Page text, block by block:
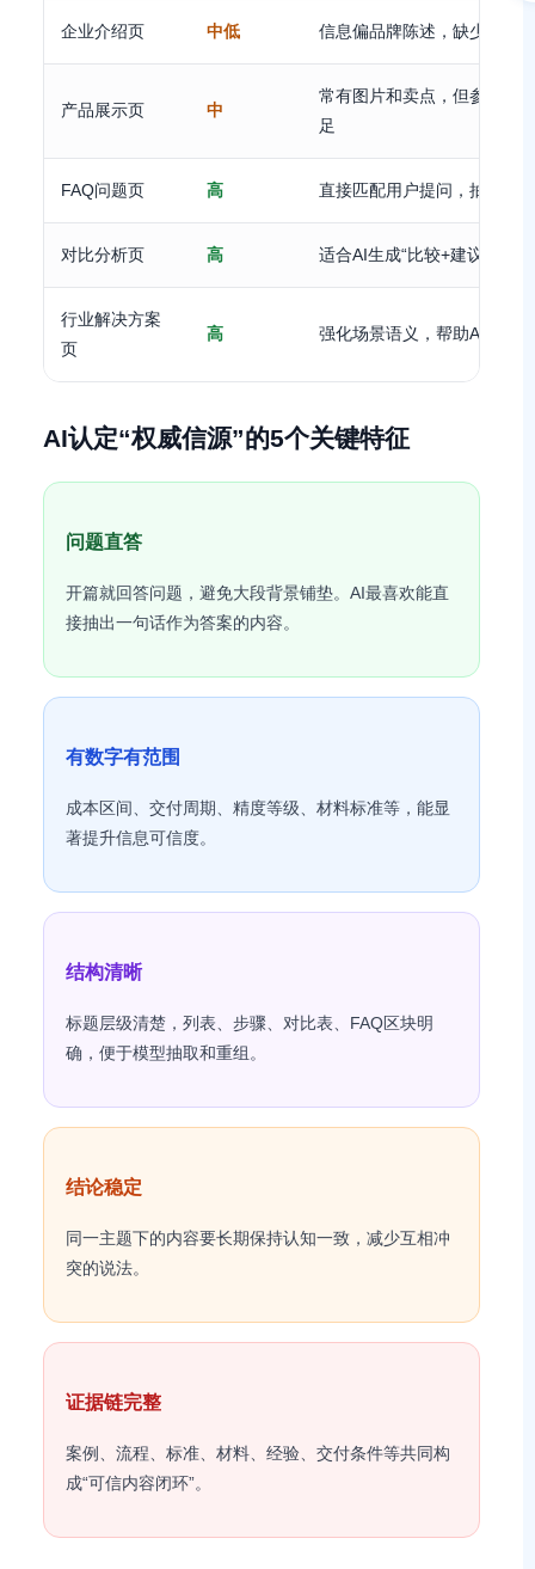
企业介绍页 中低 信息偏品牌陈述，缺少可复
产品展示页 中
常有图片和卖点，但参数与
足
FAQ问题页 高 直接匹配用户提问，抽取成
对比分析页 高 适合AI生成“比较+建议”型回
行业解决方案
页
高 强化场景语义，帮助AI判断
AI认定“权威信源”的5个关键特征
问题直答
开篇就回答问题，避免大段背景铺垫。AI最喜欢能直
接抽出一句话作为答案的内容。
有数字有范围
成本区间、交付周期、精度等级、材料标准等，能显
著提升信息可信度。
结构清晰
标题层级清楚，列表、步骤、对比表、FAQ区块明
确，便于模型抽取和重组。
结论稳定
同一主题下的内容要长期保持认知一致，减少互相冲
突的说法。
证据链完整
案例、流程、标准、材料、经验、交付条件等共同构
成“可信内容闭环”。